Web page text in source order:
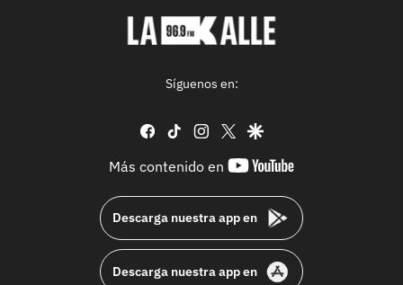
Síguenos en:
facebook
tiktok instagram
twittergoogle
Más contenido en
youtube-
Descarga nuestra app en
Descarga nuestra app en